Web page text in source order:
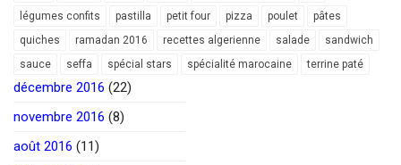
légumes confits pastilla petit four pizza poulet
pâtes
quiches
ramadan 2016 recettes algerienne salade
sandwich
sauce
seffa spécial stars spécialité marocaine terrine paté
décembre 2016 (22)
novembre 2016 (8)
août 2016 (11)